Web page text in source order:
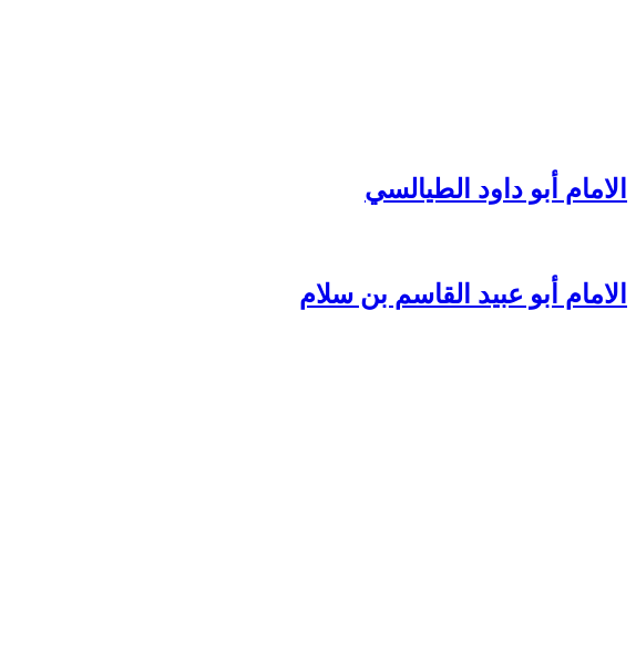
الامام أبو داود الطيالسي
الامام أبو عبيد القاسم بن سلام